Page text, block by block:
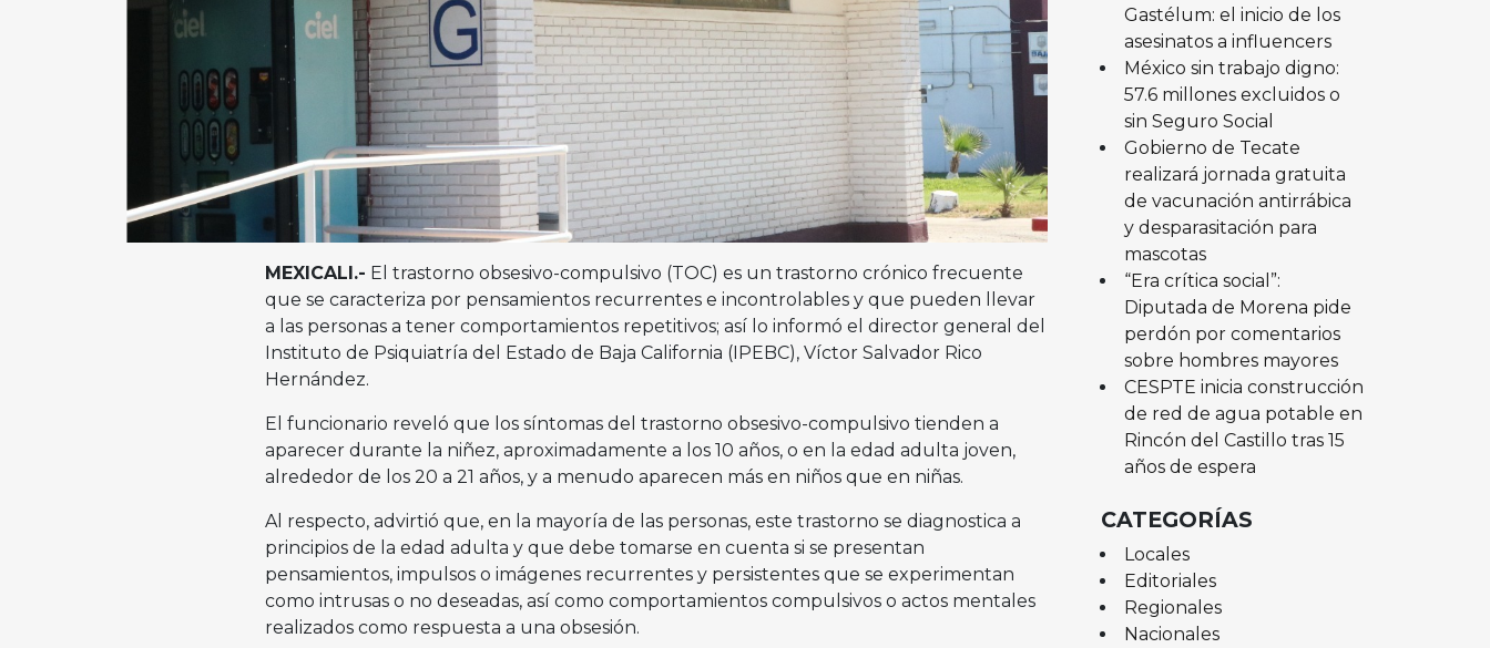
MEXICALI.- El trastorno obsesivo-compulsivo (TOC) es un trastorno crónico frecuente
que se caracteriza por pensamientos recurrentes e incontrolables y que pueden llevar
a las personas a tener comportamientos repetitivos; así lo informó el director general del
Instituto de Psiquiatría del Estado de Baja California (IPEBC), Víctor Salvador Rico
Hernández.
El funcionario reveló que los síntomas del trastorno obsesivo-compulsivo tienden a
aparecer durante la niñez, aproximadamente a los 10 años, o en la edad adulta joven,
alrededor de los 20 a 21 años, y a menudo aparecen más en niños que en niñas.
Al respecto, advirtió que, en la mayoría de las personas, este trastorno se diagnostica a
principios de la edad adulta y que debe tomarse en cuenta si se presentan
pensamientos, impulsos o imágenes recurrentes y persistentes que se experimentan
como intrusas o no deseadas, así como comportamientos compulsivos o actos mentales
realizados como respuesta a una obsesión.
Gastélum: el inicio de los
asesinatos a influencers
México sin trabajo digno:
57.6 millones excluidos o
sin Seguro Social
Gobierno de Tecate
realizará jornada gratuita
de vacunación antirrábica
y desparasitación para
mascotas
“Era crítica social”:
Diputada de Morena pide
perdón por comentarios
sobre hombres mayores
CESPTE inicia construcción
de red de agua potable en
Rincón del Castillo tras 15
años de espera
CATEGORÍAS
Locales
Editoriales
Regionales
Nacionales